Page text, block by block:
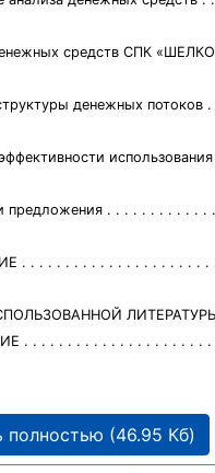
средств СПК
денежных потоков
предложения . . . . . . . . . . . .
. . . . . . . . . . . . . . . . . . . . . .
ЛИТЕРАТУРЫ
. . . . . . . . . . . . . . . . . . . . . .
полностью (46.95 Кб)